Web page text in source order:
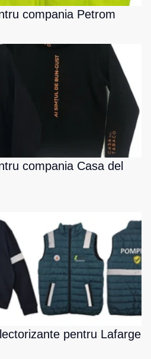
compania Petrom
compania Casa del
pentru Lafarge